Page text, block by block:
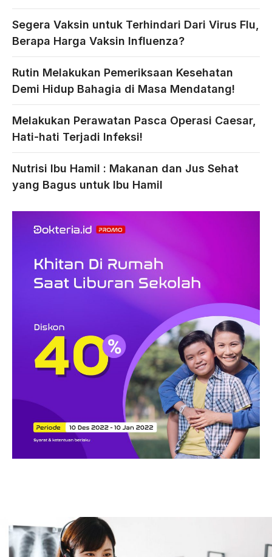
Segera Vaksin untuk Terhindari Dari Virus Flu,
Berapa Harga Vaksin Influenza?
Rutin Melakukan Pemeriksaan Kesehatan
Demi Hidup Bahagia di Masa Mendatang!
Melakukan Perawatan Pasca Operasi Caesar,
Hati-hati Terjadi Infeksi!
Nutrisi Ibu Hamil : Makanan dan Jus Sehat
yang Bagus untuk Ibu Hamil